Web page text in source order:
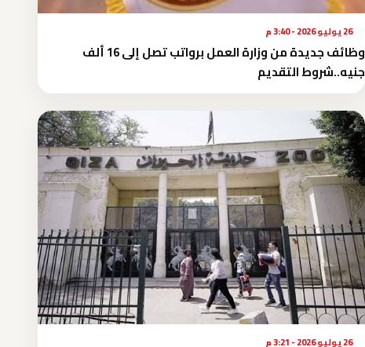
26 يوليو 2026 - 3:40 م
وظائف جديدة من وزارة العمل برواتب تصل إلى 16 ألف
جنيه..شروط التقديم
26 يوليو 2026 - 3:21 م